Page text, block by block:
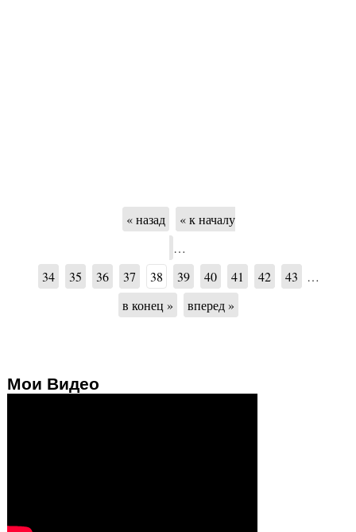
« назад
« к началу
…
34
35 36 37 38 39 40 41 42 43
…
в конец »
вперед »
Мои Видео